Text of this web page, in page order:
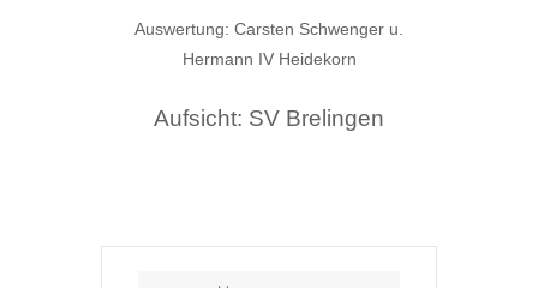
Auswertung: Carsten Schwenger u.
Hermann IV Heidekorn
Aufsicht: SV Brelingen